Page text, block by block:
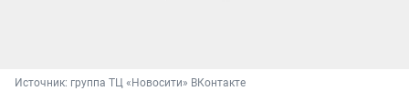
Источник: группа ТЦ «Новосити» ВКонтакте